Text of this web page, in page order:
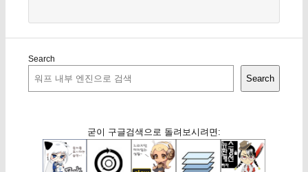
Search
Search
굳이 구글검색으로 돌려보시려면: